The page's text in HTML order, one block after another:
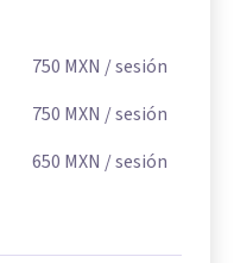
750 MXN / sesión
750 MXN / sesión
650 MXN / sesión